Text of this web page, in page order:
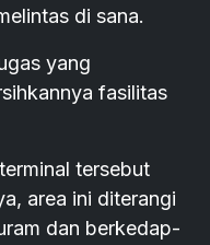
di sana.
yang
fasilitas
tersebut
area ini diterangi
dan berkedap-